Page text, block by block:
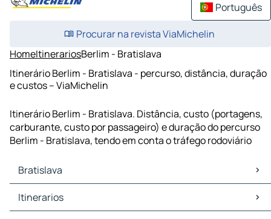
Português
Procurar na revista ViaMichelin
HomeItinerariosBerlim - Bratislava
Itinerário Berlim - Bratislava - percurso, distância, duração
e custos – ViaMichelin
Itinerário Berlim - Bratislava. Distância, custo (portagens,
carburante, custo por passageiro) e duração do percurso
Berlim - Bratislava, tendo em conta o tráfego rodoviário
Bratislava
Bratislava Mapas Plantas
Bratislava Trafego
Itinerarios